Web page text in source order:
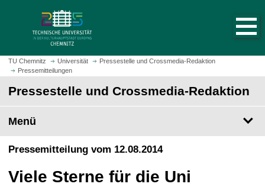
m
H
t
s
i
e
a
u
r
TU Chemnitz Universität
Pressestelle und Crossmedia-Redaktion
Pressemitteilungen
Pressestelle und Crossmedia-Redaktion
Menü
Pressemitteilung vom 12.08.2014
Viele Sterne für die Uni